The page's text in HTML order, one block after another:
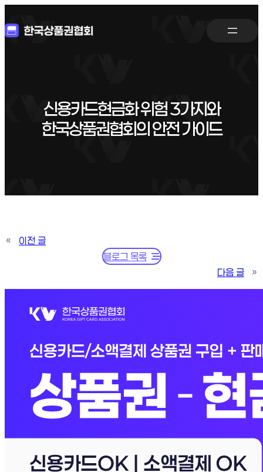
신용카드현금화 위험 3가지와
한국상품권협회의 안전 가이드
«
이전 글
블로그 목록
다음 글
»